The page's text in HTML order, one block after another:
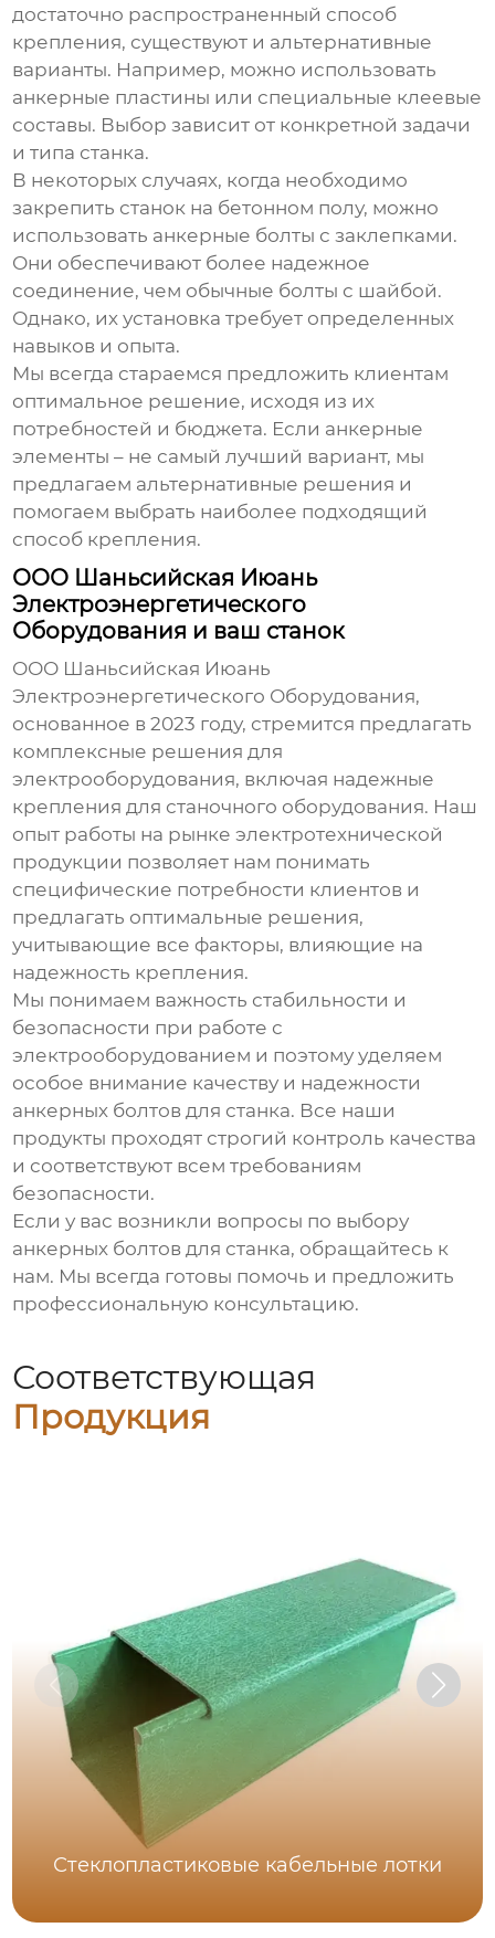
достаточно распространенный способ
крепления, существуют и альтернативные
варианты. Например, можно использовать
анкерные пластины или специальные клеевые
составы. Выбор зависит от конкретной задачи
и типа станка.
В некоторых случаях, когда необходимо
закрепить станок на бетонном полу, можно
использовать анкерные болты с заклепками.
Они обеспечивают более надежное
соединение, чем обычные болты с шайбой.
Однако, их установка требует определенных
навыков и опыта.
Мы всегда стараемся предложить клиентам
оптимальное решение, исходя из их
потребностей и бюджета. Если анкерные
элементы – не самый лучший вариант, мы
предлагаем альтернативные решения и
помогаем выбрать наиболее подходящий
способ крепления.
ООО Шаньсийская Июань
Электроэнергетического
Оборудования и ваш станок
ООО Шаньсийская Июань
Электроэнергетического Оборудования,
основанное в 2023 году, стремится предлагать
комплексные решения для
электрооборудования, включая надежные
крепления для станочного оборудования. Наш
опыт работы на рынке электротехнической
продукции позволяет нам понимать
специфические потребности клиентов и
предлагать оптимальные решения,
учитывающие все факторы, влияющие на
надежность крепления.
Мы понимаем важность стабильности и
безопасности при работе с
электрооборудованием и поэтому уделяем
особое внимание качеству и надежности
анкерных болтов для станка. Все наши
продукты проходят строгий контроль качества
и соответствуют всем требованиям
безопасности.
Если у вас возникли вопросы по выбору
анкерных болтов для станка, обращайтесь к
нам. Мы всегда готовы помочь и предложить
профессиональную консультацию.
Соответствующая
Продукция
Стеклопластиковые кабельные лотки